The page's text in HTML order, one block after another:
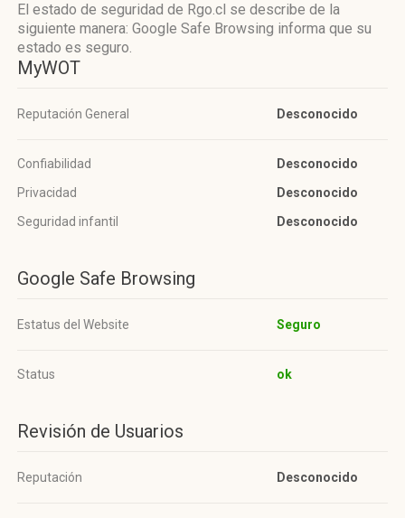
El estado de seguridad de Rgo.cl se describe de la
siguiente manera: Google Safe Browsing informa que su
estado es seguro.
MyWOT
Reputación General Desconocido
Confiabilidad
Desconocido
Privacidad
Desconocido
Seguridad infantil
Desconocido
Google Safe Browsing
Estatus del Website Seguro
Status ok
Revisión de Usuarios
Reputación Desconocido